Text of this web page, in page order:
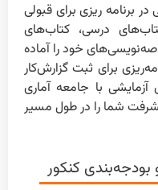
برنامه ریزی برای قبولی
درسی، کتاب‌های
خود را آماده
برای ثبت گزارش‌کار
با جامعه آماری
شما را در طول مسیر